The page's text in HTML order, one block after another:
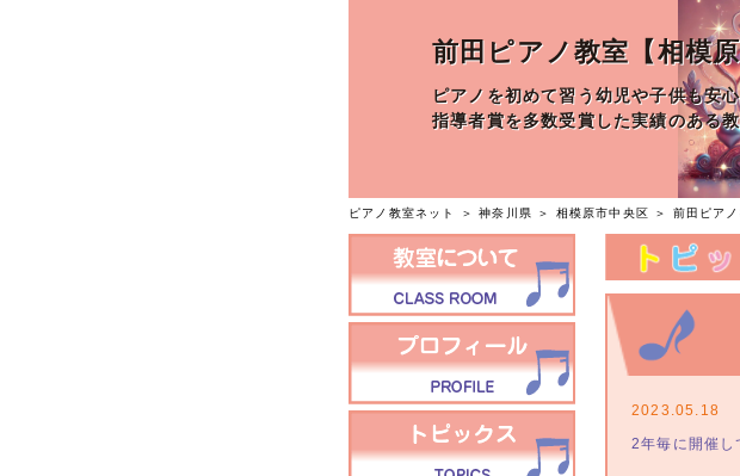
前田ピアノ教室【相模原
ピアノを初めて習う幼児や子供も安
指導者賞を多数受賞した実績のある
ピアノ教室ネット ＞神奈川県 ＞ 相模原市中央区 ＞ 前田ピア
2023.05.18
2年毎に開催し